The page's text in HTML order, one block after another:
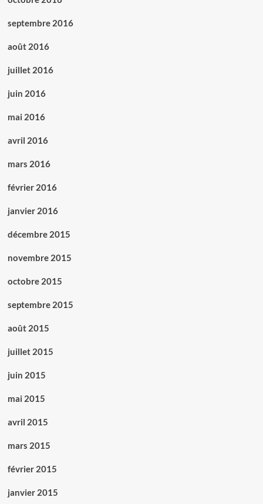
septembre 2016
août 2016
juillet 2016
juin 2016
mai 2016
avril 2016
mars 2016
février 2016
janvier 2016
décembre 2015
novembre 2015
octobre 2015
septembre 2015
août 2015
juillet 2015
juin 2015
mai 2015
avril 2015
mars 2015
février 2015
janvier 2015